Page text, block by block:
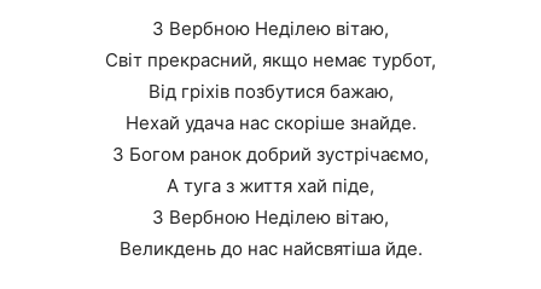
З Вербною Неділею вітаю,
Світ прекрасний, якщо немає турбот,
Від гріхів позбутися бажаю,
Нехай удача нас скоріше знайде.
З Богом ранок добрий зустрічаємо,
А туга з життя хай піде,
З Вербною Неділею вітаю,
Великдень до нас найсвятіша йде.